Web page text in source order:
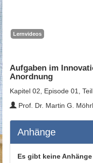
Lernvideos
Aufgaben im
Anordnung
Kapitel 02, Episode 01,
Prof. Dr. Martin G.
Anhänge
Es gibt keine Anhänge